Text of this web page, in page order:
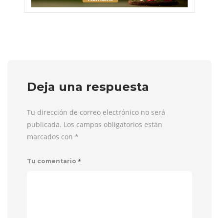
Deja una respuesta
Tu dirección de correo electrónico no será
publicada. Los campos obligatorios están
marcados con *
Tu comentario *